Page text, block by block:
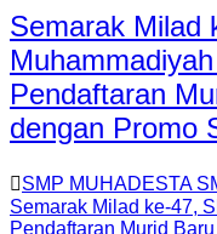
Semarak Milad
Pendaftaran
dengan Promo
SMP MUHADESTA
Semarak Milad ke-47,
Pendaftaran Murid